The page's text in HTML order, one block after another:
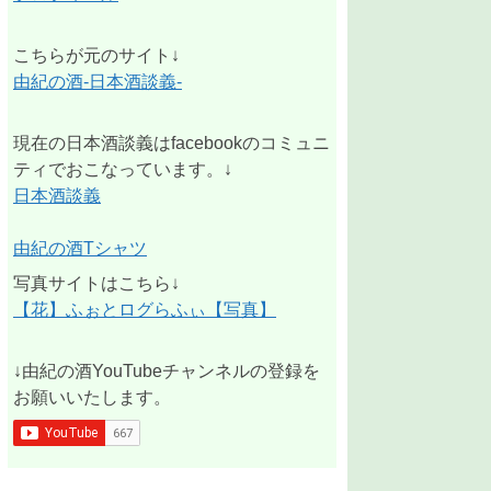
こちらが元のサイト↓
由紀の酒-日本酒談義-
現在の日本酒談義はfacebookのコミュニ
ティでおこなっています。↓
日本酒談義
由紀の酒Tシャツ
写真サイトはこちら↓
【花】ふぉとログらふぃ【写真】
↓由紀の酒YouTubeチャンネルの登録を
お願いいたします。